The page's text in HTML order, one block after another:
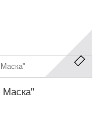
Маска"